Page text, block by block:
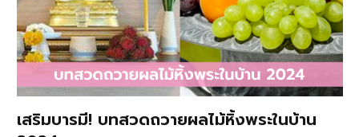
เสริมบารมี! บทสวดถวายผลไม้หิ้งพระในบ้าน